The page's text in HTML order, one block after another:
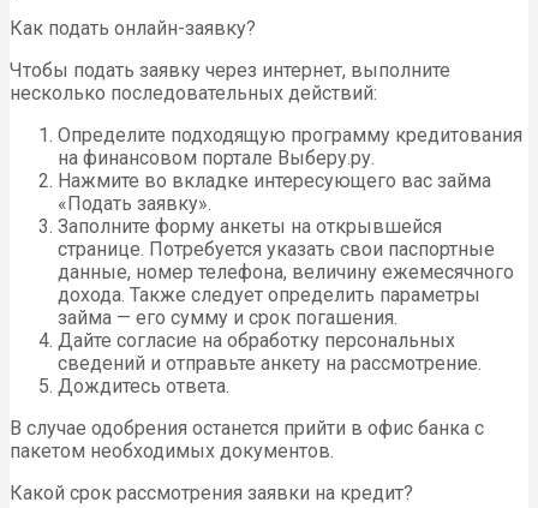
Как подать онлайн-заявку?
Чтобы подать заявку через интернет, выполните
несколько последовательных действий:
Определите подходящую программу кредитования
на финансовом портале Выберу.ру.
Нажмите во вкладке интересующего вас займа
«Подать заявку».
Заполните форму анкеты на открывшейся
странице. Потребуется указать свои паспортные
данные, номер телефона, величину ежемесячного
дохода. Также следует определить параметры
займа — его сумму и срок погашения.
Дайте согласие на обработку персональных
сведений и отправьте анкету на рассмотрение.
Дождитесь ответа.
В случае одобрения останется прийти в офис банка с
пакетом необходимых документов.
Какой срок рассмотрения заявки на кредит?